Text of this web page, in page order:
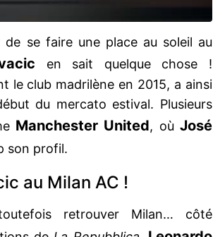
se faire une place au soleil au
en sait quelque chose !
le club madrilène en 2015, a ainsi
du mercato estival. Plusieurs
Manchester United, où José
son profil.
au Milan AC !
retrouver Milan… côté